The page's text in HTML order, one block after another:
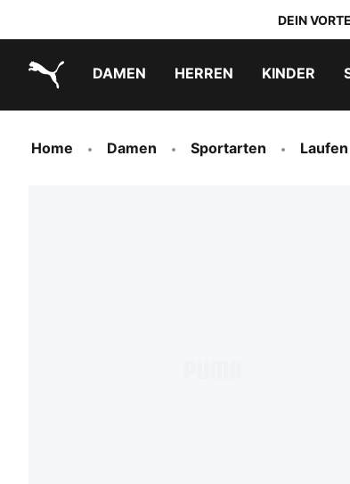
DEIN
DAMEN HERREN KINDER
Home Damen Sportarten Laufen